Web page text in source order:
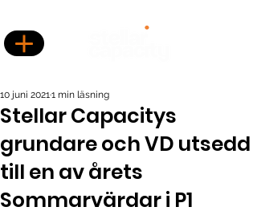
Stellar Capacitys
grundare och VD utsedd
till en av årets
Sommarvärdar i P1
10 juni 20211 min läsning